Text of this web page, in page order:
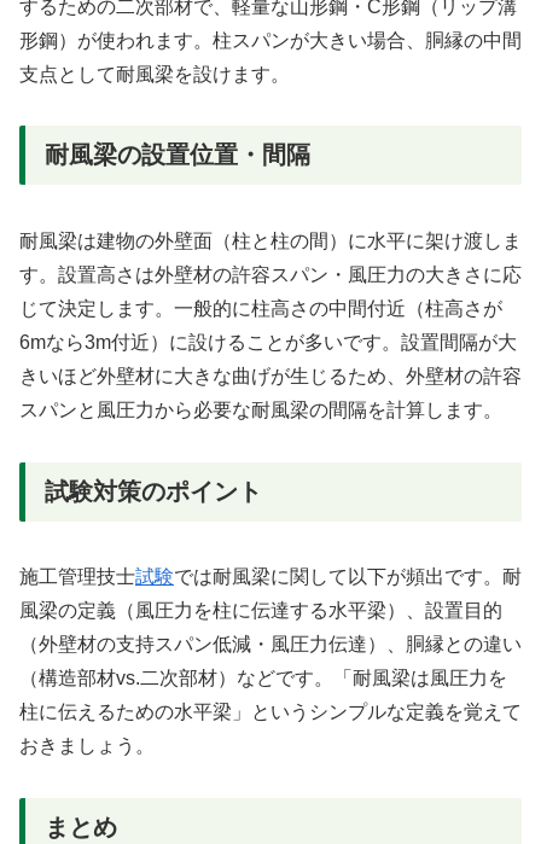
するための二次部材で、軽量な山形鋼・C形鋼（リップ溝
形鋼）が使われます。柱スパンが大きい場合、胴縁の中間
支点として耐風梁を設けます。
耐風梁の設置位置・間隔
耐風梁は建物の外壁面（柱と柱の間）に水平に架け渡しま
す。設置高さは外壁材の許容スパン・風圧力の大きさに応
じて決定します。一般的に柱高さの中間付近（柱高さが
6mなら3m付近）に設けることが多いです。設置間隔が大
きいほど外壁材に大きな曲げが生じるため、外壁材の許容
スパンと風圧力から必要な耐風梁の間隔を計算します。
試験対策のポイント
施工管理技士試験では耐風梁に関して以下が頻出です。耐
風梁の定義（風圧力を柱に伝達する水平梁）、設置目的
（外壁材の支持スパン低減・風圧力伝達）、胴縁との違い
（構造部材vs.二次部材）などです。「耐風梁は風圧力を
柱に伝えるための水平梁」というシンプルな定義を覚えて
おきましょう。
まとめ